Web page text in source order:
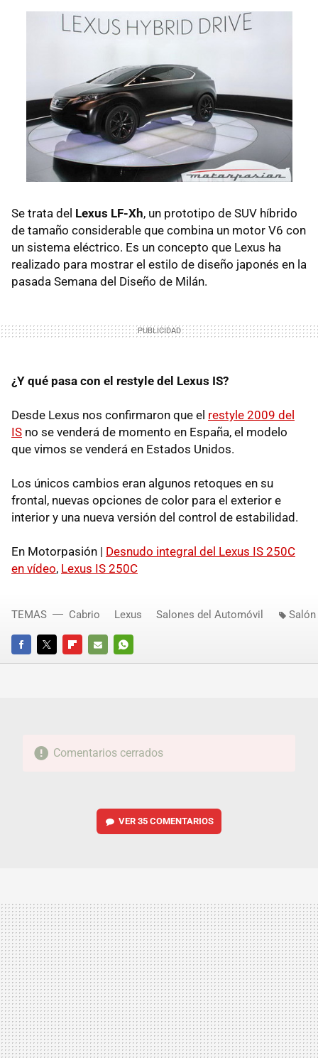
Se trata del Lexus LF-Xh, un prototipo de SUV híbrido
de tamaño considerable que combina un motor V6 con
un sistema eléctrico. Es un concepto que Lexus ha
realizado para mostrar el estilo de diseño japonés en la
pasada Semana del Diseño de Milán.
¿Y qué pasa con el restyle del Lexus IS?
Desde Lexus nos confirmaron que el restyle 2009 del
IS no se venderá de momento en España, el modelo
que vimos se venderá en Estados Unidos.
Los únicos cambios eran algunos retoques en su
frontal, nuevas opciones de color para el exterior e
interior y una nueva versión del control de estabilidad.
En Motorpasión | Desnudo integral del Lexus IS 250C
en vídeo, Lexus IS 250C
FACEBOOKTWITTERFLIPBOARD
E-
WHATSAPP
TEMAS Cabrio Lexus Salones del Automóvil
Comentarios cerrados
VER 35 COMENTARIOS